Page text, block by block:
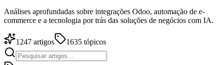
Análises aprofundadas sobre integrações Odoo, automação de e-
commerce e a tecnologia por trás das soluções de negócios com IA.
1247 artigos 1635 tópicos